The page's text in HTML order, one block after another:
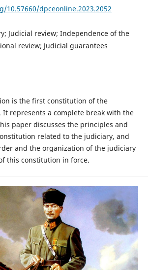
10.57660/dpceonline.2023.2052
Judicial review; Independence of the
review; Judicial guarantees
is the first constitution of the
It represents a complete break with the
paper discusses the principles and
related to the judiciary, and
and the organization of the judiciary
this constitution in force.